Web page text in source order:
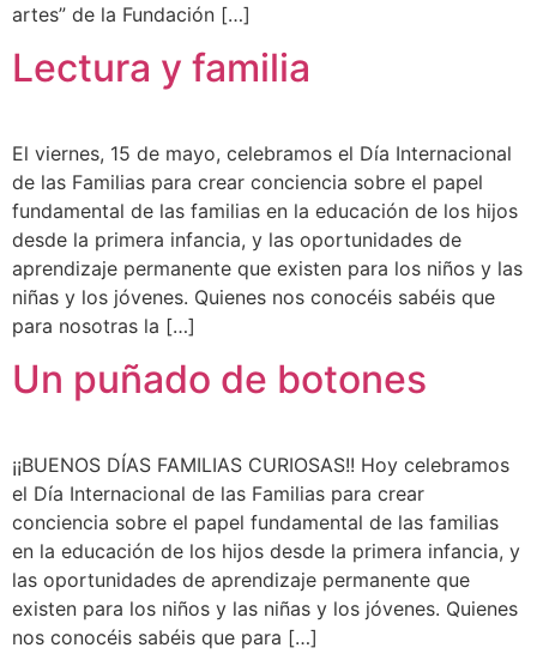
artes” de la Fundación […]
Lectura y familia
El viernes, 15 de mayo, celebramos el Día Internacional
de las Familias para crear conciencia sobre el papel
fundamental de las familias en la educación de los hijos
desde la primera infancia, y las oportunidades de
aprendizaje permanente que existen para los niños y las
niñas y los jóvenes. Quienes nos conocéis sabéis que
para nosotras la […]
Un puñado de botones
¡¡BUENOS DÍAS FAMILIAS CURIOSAS!! Hoy celebramos
el Día Internacional de las Familias para crear
conciencia sobre el papel fundamental de las familias
en la educación de los hijos desde la primera infancia, y
las oportunidades de aprendizaje permanente que
existen para los niños y las niñas y los jóvenes. Quienes
nos conocéis sabéis que para […]